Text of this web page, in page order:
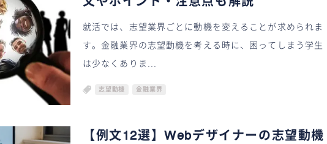
文やポイント・注意点も解説
就活では、志望業界ごとに動機を変えることが求められま
す。金融業界の志望動機を考える時に、困ってしまう学生
は少なくありま...
志望動機 金融業界
【例文12選】Webデザイナーの志望動機